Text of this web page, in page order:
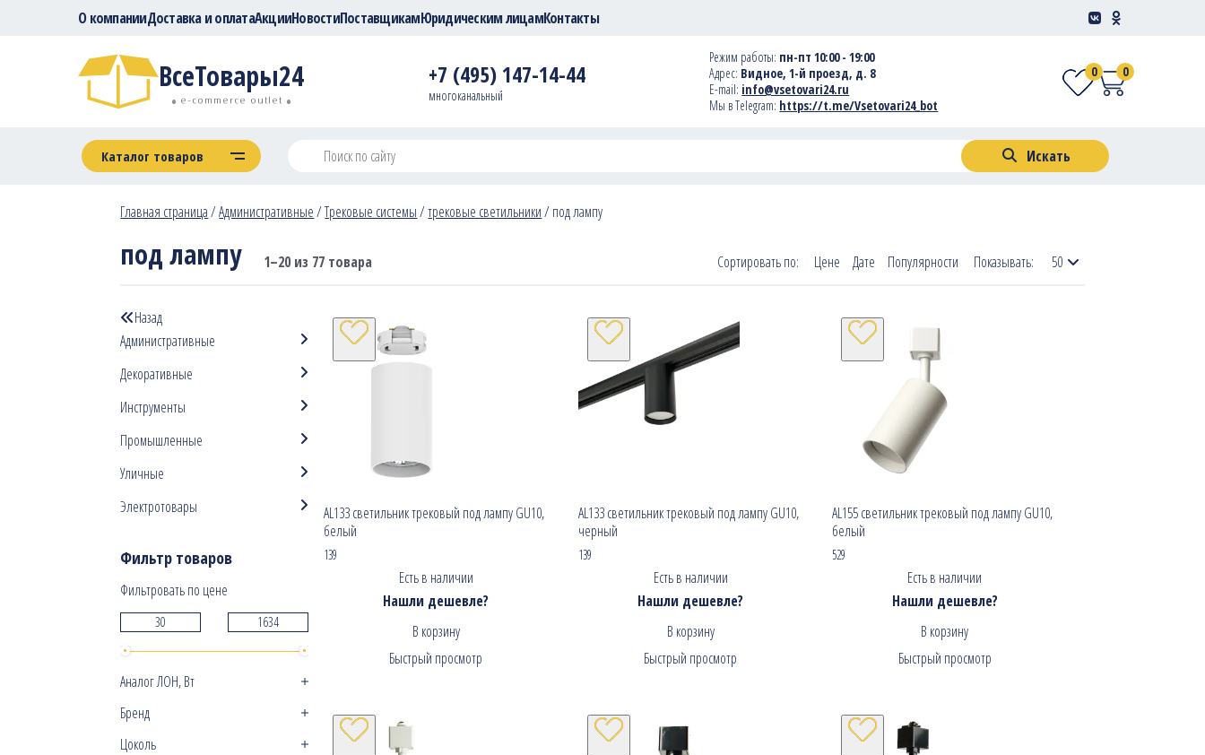
О компанииДоставка и оплатаАкцииНовостиПоставщикамЮридическим лицамКонтакты
ВсеТовары24
e-commerce outlet
+7 (495) 147-14-44
многоканальный
Режим работы: пн-пт 10:00 - 19:00
Адрес: Видное, 1-й проезд, д. 8
E-mail: info@vsetovari24.ru
Мы в Telegram: https://t.me/Vsetovari24_bot
0
0
Каталог товаров Искать
Главная страница/Административные/Трековые системы/трековые светильники/под лампу
под лампу 1–20 из 77 товара Сортировать по: Популярности
Дате
Цене Показывать: 50
Назад
Административные
Декоративные
Инструменты
Промышленные
Уличные
Электротовары
Фильтр товаров
Фильтровать по цене
Аналог ЛОН, Вт
Бренд
Цоколь
AL133 светильник трековый под лампу GU10,
белый
139
Есть в наличии
Нашли дешевле?
В корзину
Быстрый просмотр
AL133 светильник трековый под лампу GU10,
черный
139
Есть в наличии
Нашли дешевле?
В корзину
Быстрый просмотр
AL155 светильник трековый под лампу GU10,
белый
529
Есть в наличии
Нашли дешевле?
В корзину
Быстрый просмотр